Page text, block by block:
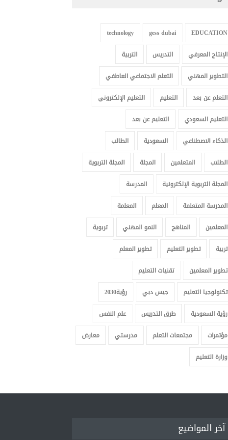
EDUCATION
gess dubai
technology
الإنتاج المعرفي
التدريس
التربية
التطوير المهني
التعلم الاجتماعي العاطفي
التعلم عن بعد
التعليم
التعليم الإلكتروني
التعليم السعودي
التعليم عن بعد
الذكاء الاصطناعي
السعودية
الطالب
الطلاب
المتعلمين المجلة
المجلة التربوية
المجلة التربوية الإلكترونية
المدرسة
المدرسة المتعلمة
المعلم
المعلمة
المعلمين
المناهج النمو المهني
تربوية
تربية
تطوير التعليم
تطوير المعلم
تطوير المعلمين
تقنيات التعليم
تكنولوجيا التعليم
جيس دبي
رؤية2030
رؤية السعودية
طرق التدريس
علم النفس
مؤتمرات
مجتمعات التعلم مدرستي
معارض
وزارة التعليم
آخر المواضيع